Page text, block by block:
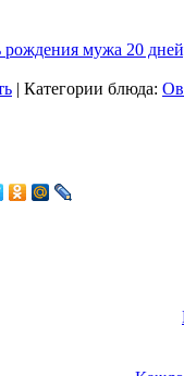
рождения мужа 20
| Категории блюда: